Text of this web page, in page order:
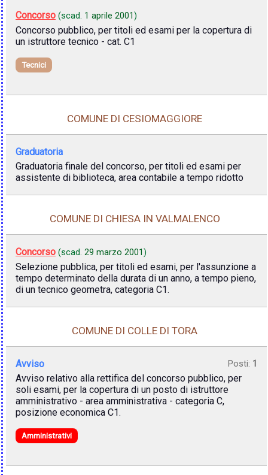
Concorso (scad. 1 aprile 2001)
Concorso pubblico, per titoli ed esami per la copertura di
un istruttore tecnico - cat. C1
Tecnici
COMUNE DI CESIOMAGGIORE
Graduatoria
Graduatoria finale del concorso, per titoli ed esami per
assistente di biblioteca, area contabile a tempo ridotto
COMUNE DI CHIESA IN VALMALENCO
Concorso (scad. 29 marzo 2001)
Selezione pubblica, per titoli ed esami, per l'assunzione a
tempo determinato della durata di un anno, a tempo pieno,
di un tecnico geometra, categoria C1.
COMUNE DI COLLE DI TORA
Avviso Posti: 1
Avviso relativo alla rettifica del concorso pubblico, per
soli esami, per la copertura di un posto di istruttore
amministrativo - area amministrativa - categoria C,
posizione economica C1.
Amministrativi